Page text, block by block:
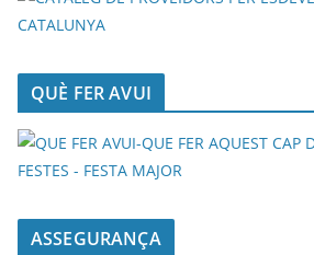
QUÈ FER AVUI
ASSEGURANÇA